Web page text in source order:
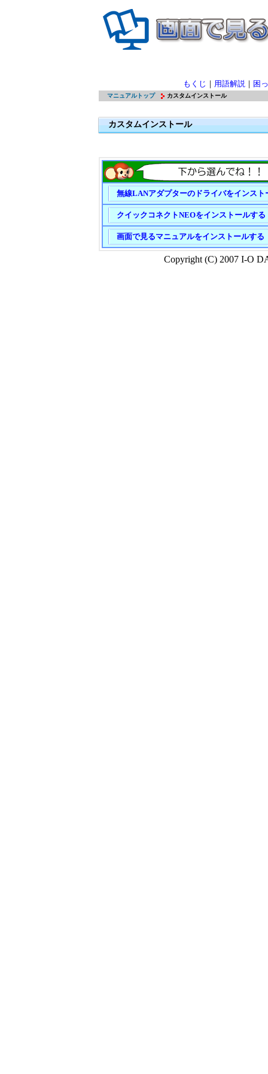
もくじ ｜ 用語解説 ｜ 困
マニュアルトップ カスタムインストール
カスタムインストール
無線LANアダプターのドライバをインスト
クイックコネクトNEOをインストールする
画面で見るマニュアルをインストールする
Copyright (C) 2007 I-O